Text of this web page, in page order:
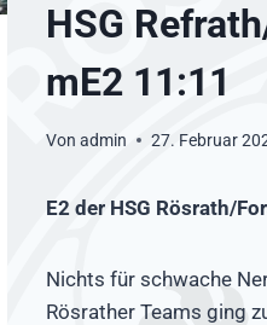
HSG
mE2 11:11
Von admin 27. Februar
E2 der HSG Rösrath/
Nichts für schwache
Rösrather Teams ging